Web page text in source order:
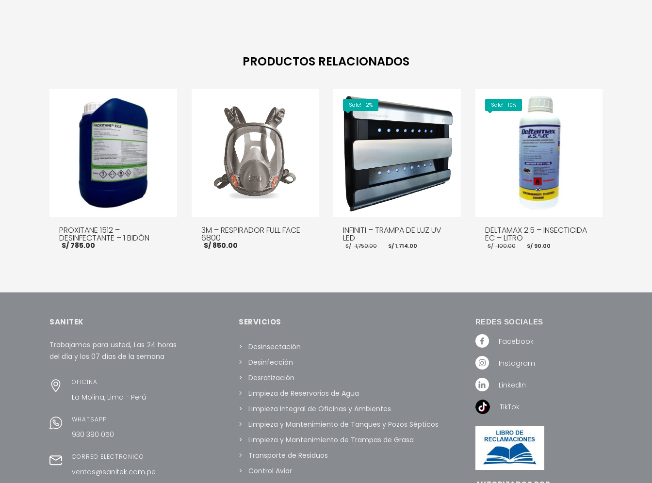
PRODUCTOS RELACIONADOS
PROXITANE 1512 –
DESINFECTANTE – 1 BIDÓN
S/ 785.00
3M – RESPIRADOR FULL FACE
6800
S/850.00
Sale! -2%
INFINITI – TRAMPA DE LUZ UV
LED
S/ 1,750.00 El
precio
S/1,714.00
Sale! -10%
DELTAMAX 2.5 – INSECTICIDA
EC – LITRO
S/ 100.00 El
precio
S/90.00
SANITEK
Trabajamos para usted, Las 24 horas
del día y los 07 días de la semana
OFICINA
La Molina, Lima - Perú
WHATSAPP
930 390 050
CORREO ELECTRÓNICO
ventas@sanitek.com.pe
SERVICIOS
Desinsectación
Desinfección
Desratización
Limpieza de Reservorios de Agua
Limpieza Integral de Oficinas y Ambientes
Limpieza y Mantenimiento de Tanques y Pozos Sépticos
Limpieza y Mantenimiento de Trampas de Grasa
Transporte de Residuos
Control Aviar
REDES SOCIALES
Facebook
Instagram
LinkedIn
TikTok